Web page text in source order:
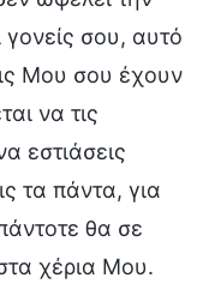
γονείς σου, αυτό
Μου σου έχουν
να τις
εστιάσεις
τα πάντα, για
θα σε
χέρια Μου.